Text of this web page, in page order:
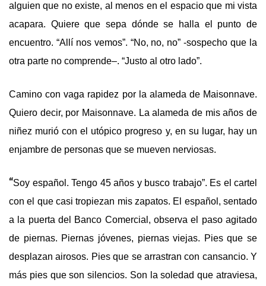
alguien que no existe, al menos en el espacio que mi vista
acapara. Quiere que sepa dónde se halla el punto de
encuentro. “Allí nos vemos”. “No, no, no” -sospecho que la
otra parte no comprende–. “Justo al otro lado”.
Camino con vaga rapidez por la alameda de Maisonnave.
Quiero decir, por Maisonnave. La alameda de mis años de
niñez murió con el utópico progreso y, en su lugar, hay un
enjambre de personas que se mueven nerviosas.
“Soy español. Tengo 45 años y busco trabajo”. Es el cartel
con el que casi tropiezan mis zapatos. El español, sentado
a la puerta del Banco Comercial, observa el paso agitado
de piernas. Piernas jóvenes, piernas viejas. Pies que se
desplazan airosos. Pies que se arrastran con cansancio. Y
más pies que son silencios. Son la soledad que atraviesa,